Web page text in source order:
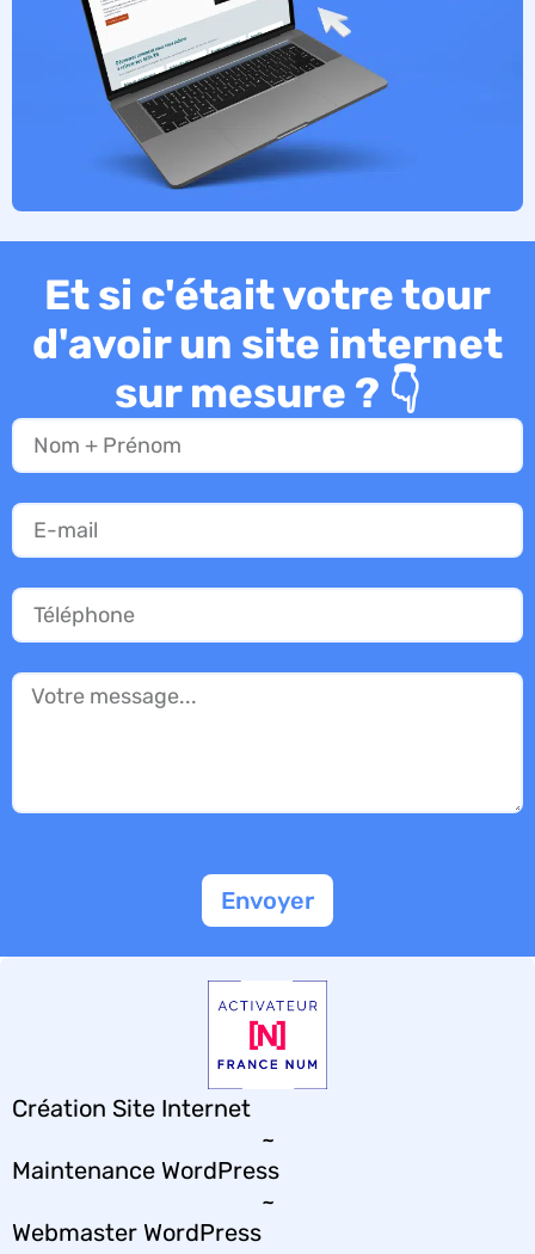
Et si c'était votre tour
d'avoir un site internet
sur mesure ? 👇
Envoyer
Création Site Internet
~
Maintenance WordPress
~
Webmaster WordPress